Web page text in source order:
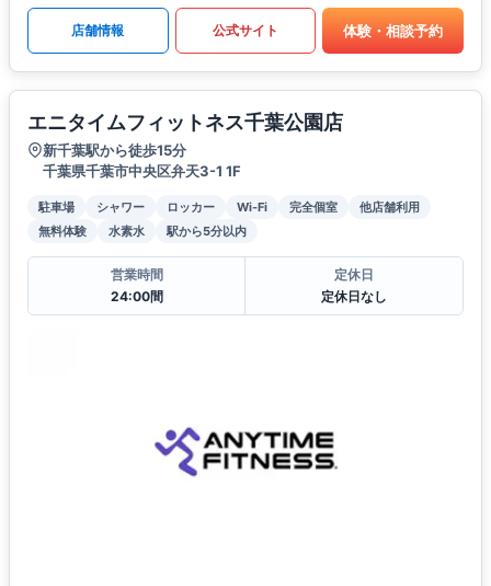
店舗情報 公式サイト 体験・相談予約
エニタイムフィットネス千葉公園店
新千葉駅から徒歩15分
千葉県千葉市中央区弁天3-1 1F
駐車場 シャワー ロッカー Wi-Fi 完全個室
他店舗利用
無料体験
水素水 駅から5分以内
営業時間
24:00間
定休日
定休日なし